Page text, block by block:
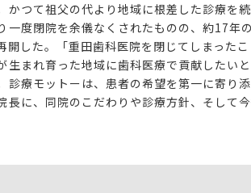
かつて祖父の代より地域に根差した診療を
一度閉院を余儀なくされたものの、約17年
開した。「重田歯科医院を閉じてしまった
生まれ育った地域に歯科医療で貢献したい
診療モットーは、患者の希望を第一に寄り
長に、同院のこだわりや診療方針、そして